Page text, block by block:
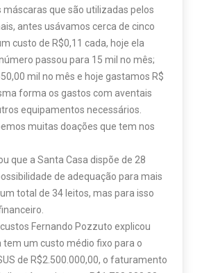
máscaras que são utilizadas pelos
antes usávamos cerca de cinco
custo de R$0,11 cada, hoje ela
passou para 15 mil no mês;
mil no mês e hoje gastamos R$
forma os gastos com aventais
equipamentos necessários.
muitas doações que tem nos
que a Santa Casa dispõe de 28
de adequação para mais
total de 34 leitos, mas para isso
Fernando Pozzuto explicou
tem um custo médio fixo para o
de R$2.500.000,00, o faturamento